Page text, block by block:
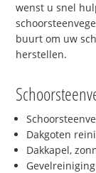
wenst u snel
buurt om uw
herstellen.
Dakgoten
Dakkapel,
Gevelreiniging